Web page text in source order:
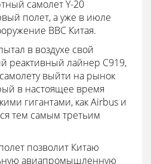
самолет Y-20
полет, а уже в июле
ВВС Китая.
в воздухе свой
реактивный лайнер C919,
выйти на рынок
в настоящее время
гигантами, как Airbus и
тем самым третьим
позволит Китаю
авиапромышленную